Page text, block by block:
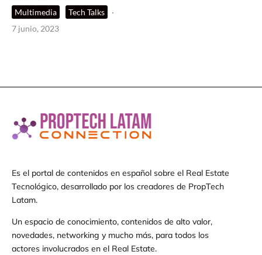
Multimedia Tech Talks
·
7 junio, 2023
Es el portal de contenidos en español sobre el Real Estate
Tecnológico, desarrollado por los creadores de PropTech
Latam.
Un espacio de conocimiento, contenidos de alto valor,
novedades, networking y mucho más, para todos los
actores involucrados en el Real Estate.